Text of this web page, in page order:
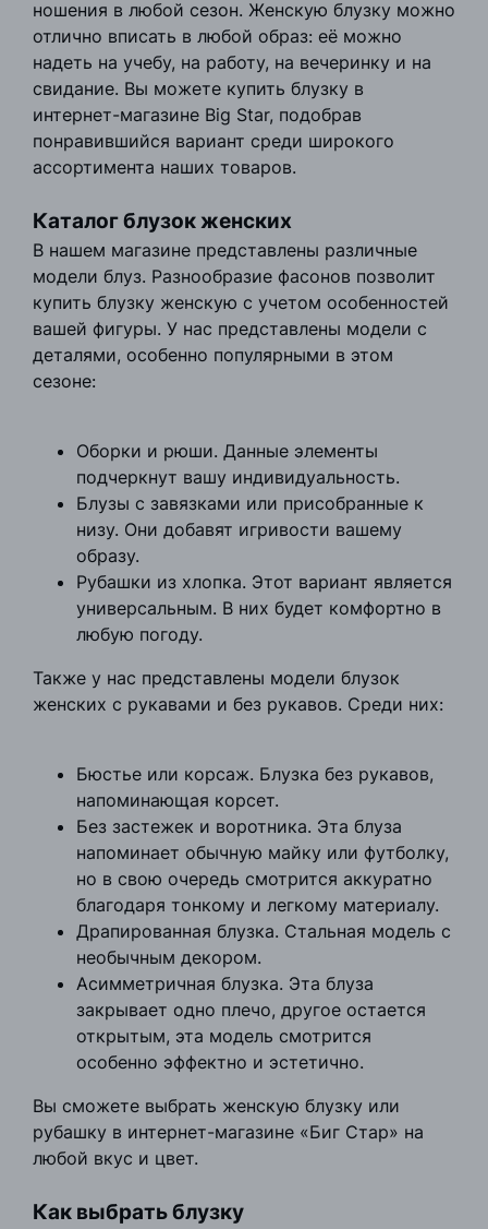
ношения в любой сезон. Женскую блузку можно
отлично вписать в любой образ: её можно
надеть на учебу, на работу, на вечеринку и на
свидание. Вы можете купить блузку в
интернет-магазине Big Star, подобрав
понравившийся вариант среди широкого
ассортимента наших товаров.
Каталог блузок женских
В нашем магазине представлены различные
модели блуз. Разнообразие фасонов позволит
купить блузку женскую с учетом особенностей
вашей фигуры. У нас представлены модели с
деталями, особенно популярными в этом
сезоне:
Оборки и рюши. Данные элементы
подчеркнут вашу индивидуальность.
Блузы с завязками или присобранные к
низу. Они добавят игривости вашему
образу.
Рубашки из хлопка. Этот вариант является
универсальным. В них будет комфортно в
любую погоду.
Также у нас представлены модели блузок
женских с рукавами и без рукавов. Среди них:
Бюстье или корсаж. Блузка без рукавов,
напоминающая корсет.
Без застежек и воротника. Эта блуза
напоминает обычную майку или футболку,
но в свою очередь смотрится аккуратно
благодаря тонкому и легкому материалу.
Драпированная блузка. Стальная модель с
необычным декором.
Асимметричная блузка. Эта блуза
закрывает одно плечо, другое остается
открытым, эта модель смотрится
особенно эффектно и эстетично.
Вы сможете выбрать женскую блузку или
рубашку в интернет-магазине «Биг Стар» на
любой вкус и цвет.
Как выбрать блузку